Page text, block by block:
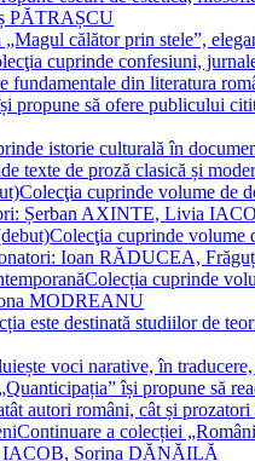
PĂTRAȘCU
„Magul călător prin stele”,
cuprinde confesiuni,
fundamentale din literatura
propune să ofere publicului
istorie culturală în
texte de proză clasică și
Colecţia cuprinde volume de
Șerban AXINTE, Livia
Colecţia cuprinde volume
Ioan RĂDUCEA,
Colecția cuprinde
MODREANU
este destinată studiilor de
voci narative, în
își propune să
autori români, cât și
Continuare a colecției
Sorina DĂNĂILĂ